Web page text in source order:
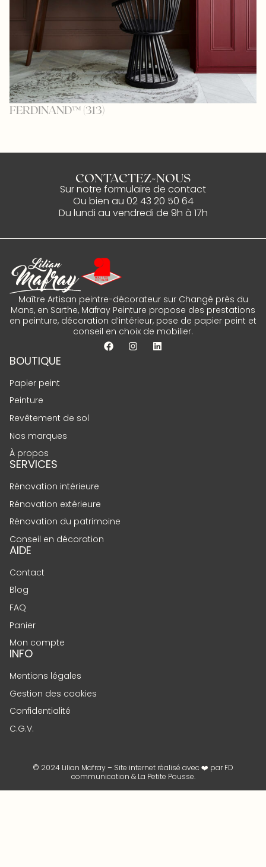
FERDINAND™ (313)
CONTACTEZ-NOUS
Sur notre formulaire de contact
Ou bien au 02 43 20 50 64
Du lundi au vendredi de 9h à 17h
Maître Artisan peintre-décorateur sur Changé près du
Mans, en Sarthe, Mafray Peinture propose des prestations
en peinture, décoration d’intérieur, pose de papier peint et
conseil en choix de mobilier.
BOUTIQUE
Papier peint
Peinture
Revêtement de sol
Nos marques
À propos
SERVICES
Rénovation intérieure
Rénovation extérieure
Rénovation du patrimoine
Conseil en décoration
AIDE
Contact
Blog
FAQ
Panier
Mon compte
INFO
Mentions légales
Gestion des cookies
Confidentialité
C.G.V.
© 2024 Lilian Mafray – Site internet réalisé avec ❤️ parFD
communication & La Petite Pousse.